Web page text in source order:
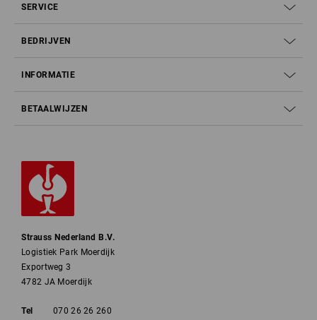
SERVICE
BEDRIJVEN
INFORMATIE
BETAALWIJZEN
Strauss Nederland B.V.
Logistiek Park Moerdijk
Exportweg 3
4782 JA Moerdijk
Tel
070 26 26 260